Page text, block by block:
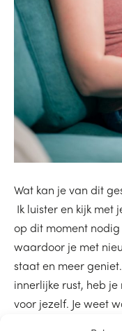
Wat kan je van dit
Ik luister en kijk met
op dit moment
waardoor je met
staat en meer
innerlijke rust, heb
voor jezelf. Je weet